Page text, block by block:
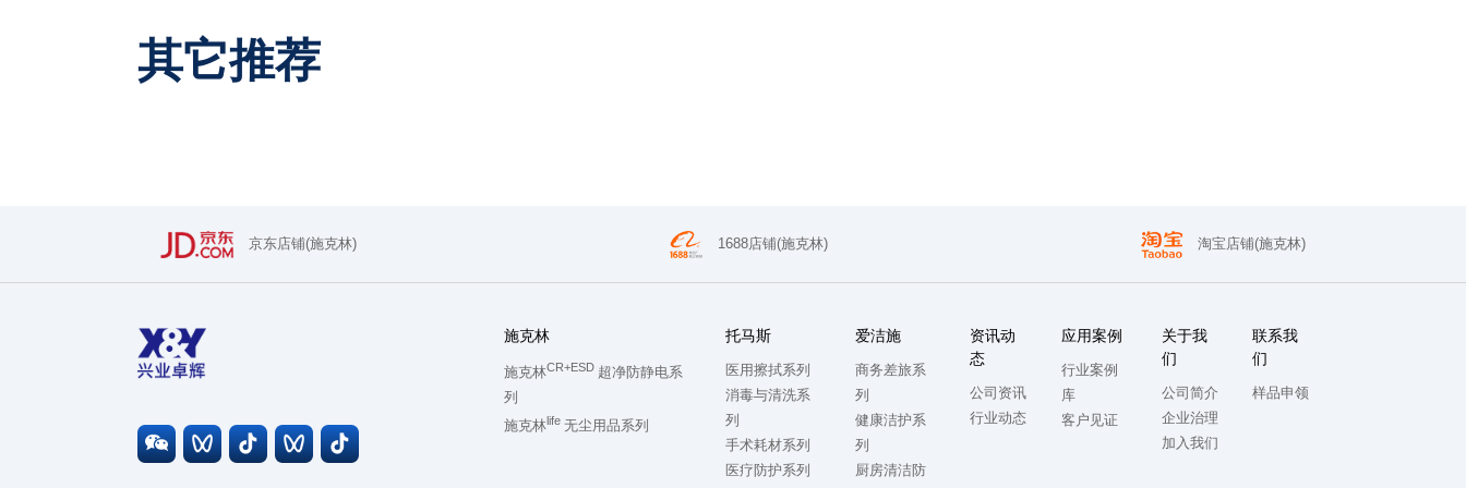
其它推荐
京东店铺(施克林) 1688店铺(施克林) 淘宝店铺(施克林)
施克林
施克林CR+ESD 超净防静电系
列
施克林life 无尘用品系列
托马斯
医用擦拭系列
消毒与清洗系
列
手术耗材系列
医疗防护系列
爱洁施
商务差旅系
列
健康洁护系
列
厨房清洁防
资讯动
态
公司资讯
行业动态
应用案例
行业案例
库
客户见证
关于我
们
公司简介
企业治理
加入我们
联系我
们
样品申领